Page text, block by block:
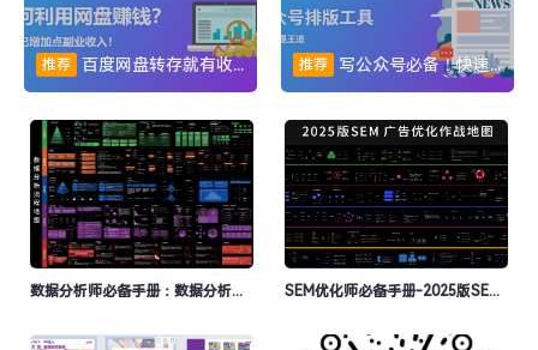
推荐 百度网盘转存就有收益：开启轻松副业新路径 推荐 写公众号必备！快速生成公众号文章封面图
数据分析师必备手册：数据分析流程地图 SEM优化师必备手册-2025版SEM广告优化作战地图